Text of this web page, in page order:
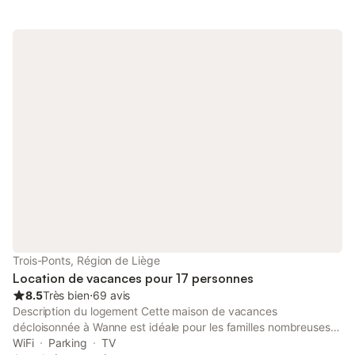
Trois-Ponts, Région de Liège
Location de vacances pour 17 personnes
8.5Très bien⋅69 avis
Description du logement Cette maison de vacances
décloisonnée à Wanne est idéale pour les familles nombreuses
ou les groupes jusqu'à 16 personnes. Entourée par la nature, la
WiFi Parking
TV